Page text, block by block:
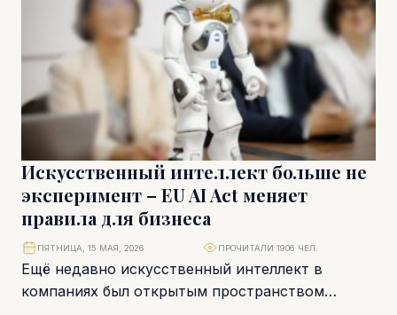
Искусственный интеллект больше не
эксперимент – EU AI Act меняет
правила для бизнеса
Ещё недавно искусственный интеллект в
компаниях был открытым пространством
ПЯТНИЦА, 15 МАЯ, 2026 ПРОЧИТАЛИ 1906 ЧЕЛ.